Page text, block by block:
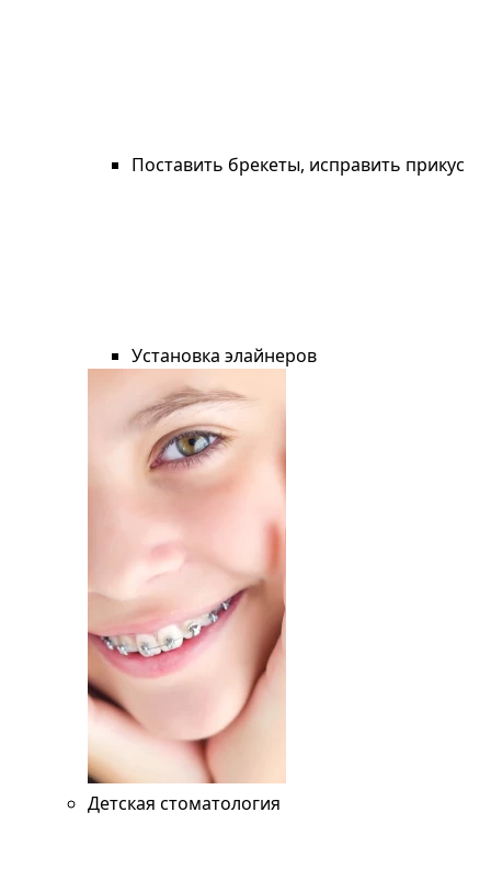
Поставить брекеты, исправить прикус
Установка элайнеров
Детская стоматология